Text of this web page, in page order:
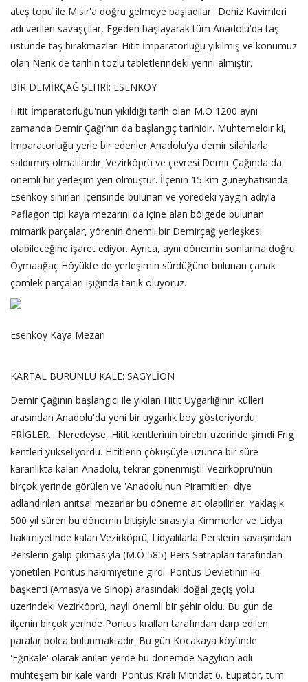
ateş topu ile Mısır'a doğru gelmeye başladılar.' Deniz Kavimleri
adı verilen savaşçılar, Egeden başlayarak tüm Anadolu'da taş
üstünde taş bırakmazlar: Hitit İmparatorluğu yıkılmış ve konumuz
olan Nerik de tarihin tozlu tabletlerindeki yerini almıştır.
BİR DEMİRÇAĞ ŞEHRİ: ESENKÖY
Hitit İmparatorluğu'nun yıkıldığı tarih olan M.Ö 1200 aynı
zamanda Demir Çağı'nın da başlangıç tarihidir. Muhtemeldir ki,
İmparatorluğu yerle bir edenler Anadolu'ya demir silahlarla
saldırmış olmalılardır. Vezirköprü ve çevresi Demir Çağında da
önemli bir yerleşim yeri olmuştur. İlçenin 15 km güneybatısında
Esenköy sınırları içerisinde bulunan ve yöredeki yaygın adıyla
Paflagon tipi kaya mezarını da içine alan bölgede bulunan
mimarik parçalar, yörenin önemli bir Demirçağ yerleşkesi
olabileceğine işaret ediyor. Ayrıca, aynı dönemin sonlarına doğru
Oymaağaç Höyükte de yerleşimin sürdüğüne bulunan çanak
çömlek parçaları ışığında tanık oluyoruz.
Esenköy Kaya Mezarı
KARTAL BURUNLU KALE: SAGYLİON
Demir Çağının başlangıcı ile yıkılan Hitit Uygarlığının külleri
arasından Anadolu'da yeni bir uygarlık boy gösteriyordu:
FRİGLER... Neredeyse, Hitit kentlerinin birebir üzerinde şimdi Frig
kentleri yükseliyordu. Hititlerin çöküşüyle uzunca bir süre
karanlıkta kalan Anadolu, tekrar gönenmişti. Vezirköprü'nün
birçok yerinde görülen ve 'Anadolu'nun Piramitleri' diye
adlandırılan anıtsal mezarlar bu döneme ait olabilirler. Yaklaşık
500 yıl süren bu dönemin bitişiyle sırasıyla Kimmerler ve Lidya
hakimiyetinde kalan Vezirköprü; Lidyalılarla Perslerin savaşından
Perslerin galip çıkmasıyla (M.Ö 585) Pers Satrapları tarafından
yönetilen Pontus hakimiyetine girdi. Pontus Devletinin iki
başkenti (Amasya ve Sinop) arasındaki doğal geçiş yolu
üzerindeki Vezirköprü, hayli önemli bir şehir oldu. Bu gün de
ilçenin birçok yerinde Pontus kralları tarafından darp edilen
paralar bolca bulunmaktadır. Bu gün Kocakaya köyünde
'Eğrikale' olarak anılan yerde bu dönemde Sagylion adlı
muhteşem bir kale vardı. Pontus Kralı Mitridat 6. Eupator, tüm